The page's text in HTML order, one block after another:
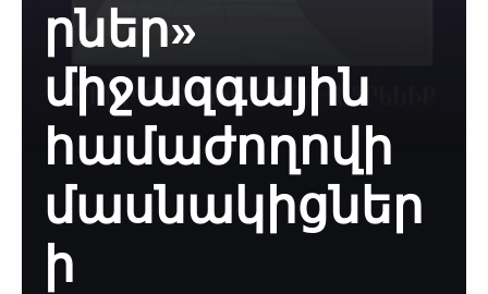
րներ»
միջազգային
համաժողովի
մասնակիցներ
ի